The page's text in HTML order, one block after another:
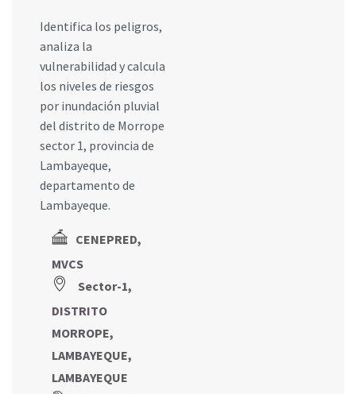
Identifica los peligros,
analiza la
vulnerabilidad y calcula
los niveles de riesgos
por inundación pluvial
del distrito de Morrope
sector 1, provincia de
Lambayeque,
departamento de
Lambayeque.
CENEPRED,
MVCS
Sector-1,
DISTRITO
MORROPE,
LAMBAYEQUE,
LAMBAYEQUE